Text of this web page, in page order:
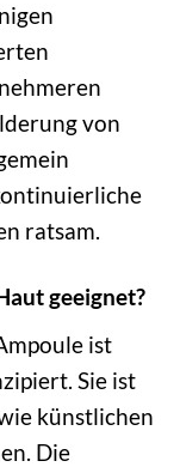
von
ratsam.
geeignet?
ist
Sie ist
künstlichen
Die